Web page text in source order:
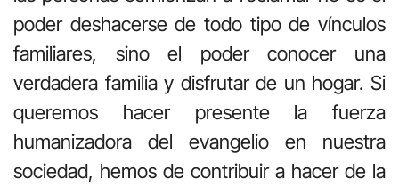
poder deshacerse de todo tipo de vínculos
familiares, sino el poder conocer una
verdadera familia y disfrutar de un hogar. Si
queremos hacer presente la fuerza
humanizadora del evangelio en nuestra
sociedad, hemos de contribuir a hacer de la